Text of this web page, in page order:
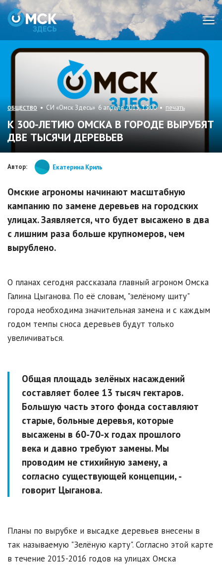
ОБЩЕСТВО • СИ «Омск Здесь» 6 апреля 2015, 13:00 • печать
К 300-ЛЕТИЮ ОМСКА В ГОРОДЕ ВЫРУБЯТ
ДВЕ ТЫСЯЧИ ДЕРЕВЬЕВ
Автор: Екатерина Криль
Омские агрономы начинают масштабную
кампанию по замене деревьев на городских
улицах. Заявляется, что будет высажено в два
с лишним раза больше крупномеров, чем
вырублено.
О планах сегодня рассказала главный агроном Омска
Галина Цыганова. По её словам, "зелёному щиту"
города необходима значительная замена и с каждым
годом темпы сноса деревьев будут только
увеличиваться.
Общая площадь зелёных насаждений
составляет более 13 тысяч гектаров.
Большую часть этого фонда составляют
старые, больные деревья, которые
высажены в 60-70-х годах прошлого
века и давно требуют замены. Мы
проводим не стихийную замену, а
согласно существующей концепции, -
говорит Цыганова.
Планы по вырубке и высадке деревьев внесены в
так называемую "Зелёную карту". Согласно этой карте
в течение 2015-2016 годов на улицах Омска